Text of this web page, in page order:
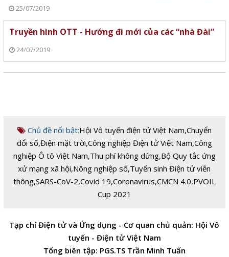
25/07/2019
Truyền hình OTT - Hướng đi mới của các “nhà Đài”
24/07/2019
Chủ đề nổi bật:Hội Vô tuyến điện tử Việt Nam,Chuyển
đổi số,Điện mặt trời,Công nghiệp Điện tử Việt Nam,Công
nghiệp Ô tô Việt Nam,Thu phí không dừng,Bộ Quy tắc ứng
xử mạng xã hội,Nông nghiệp số,Tuyển sinh Điện tử viễn
thông,SARS-CoV-2,Covid 19,Coronavirus,CMCN 4.0,PVOIL
Cup 2021
Tạp chí Điện tử và Ứng dụng - Cơ quan chủ quản: Hội Vô
tuyến - Điện tử Việt Nam
Tổng biên tập: PGS.TS Trần Minh Tuấn